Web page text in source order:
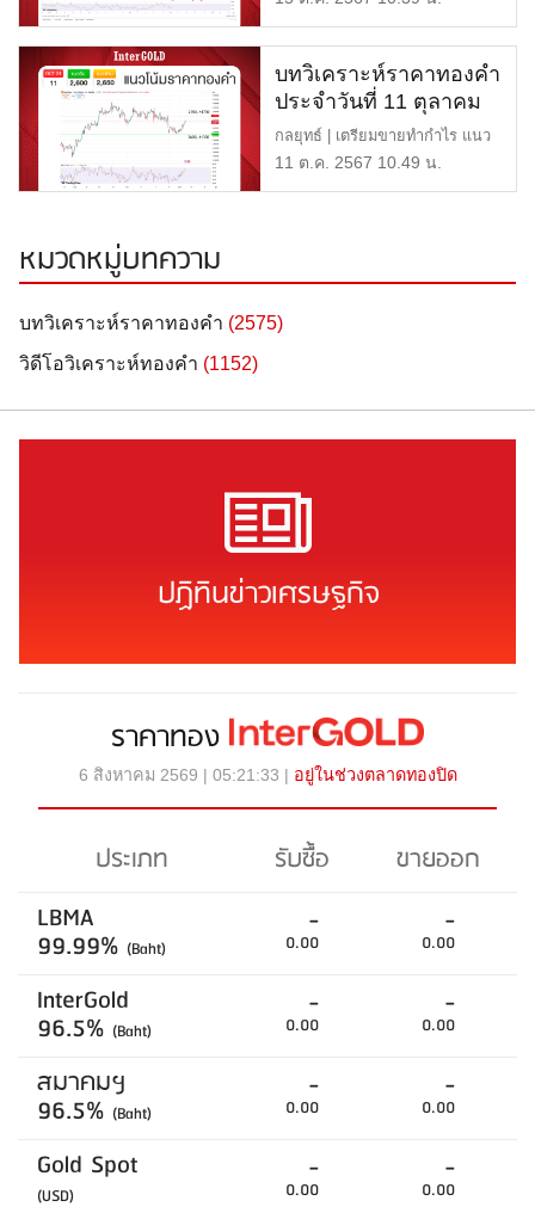
บทวิเคราะห์ราคาทองคำ
ประจำวันที่ 11 ตุลาคม
2567
กลยุทธ์ | เตรียมขายทำกำไร แนว
ต้าน | $2,650 หรือ 41,7 […]
11 ต.ค. 2567 10.49 น.
หมวดหมู่บทความ
บทวิเคราะห์ราคาทองคำ (2575)
วิดีโอวิเคราะห์ทองคำ (1152)
ปฏิทินข่าวเศรษฐกิจ
ราคาทอง
6 สิงหาคม 2569 | 05:21:33 | อยู่ในช่วงตลาดทองปิด
ประเภท รับซื้อ
ขายออก
LBMA
99.99% (Baht)
-
0.00
-
0.00
InterGold
96.5% (Baht)
-
0.00
-
0.00
สมาคมฯ
96.5% (Baht)
-
0.00
-
0.00
Gold Spot
(USD)
-
0.00
-
0.00